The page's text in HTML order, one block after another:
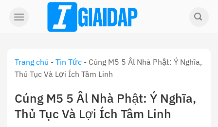
Trang chủ - Tin Tức - Cúng M5 5 Âl Nhà Phật: Ý Nghĩa,
Thủ Tục Và Lợi Ích Tâm Linh
Cúng M5 5 Âl Nhà Phật: Ý Nghĩa,
Thủ Tục Và Lợi Ích Tâm Linh